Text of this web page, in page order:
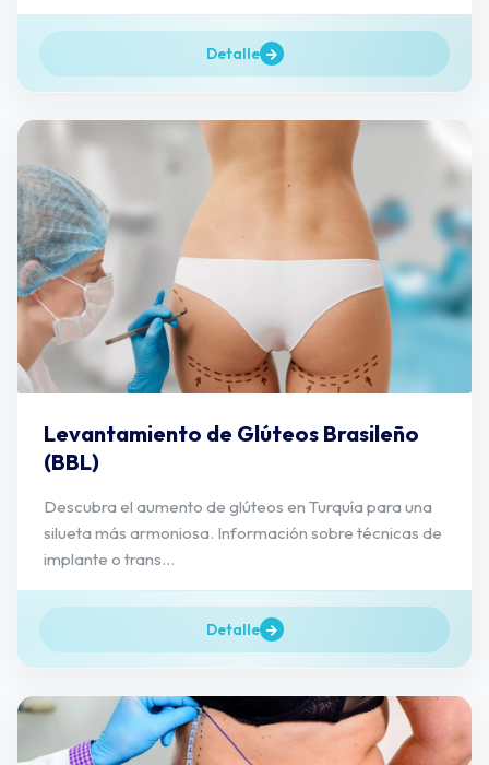
Detalle
Levantamiento de Glúteos Brasileño
(BBL)
Descubra el aumento de glúteos en Turquía para una
silueta más armoniosa. Información sobre técnicas de
implante o trans...
Detalle